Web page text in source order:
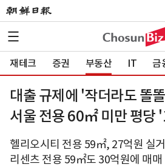
재테크 증권 부동산 IT 금
대출 규제에 '작더라도 똘
서울 전용 60㎡ 미만 평당
헬리오시티 전용 59㎡, 27억원 실
리센츠 전용 59㎡도 30억원에 매매